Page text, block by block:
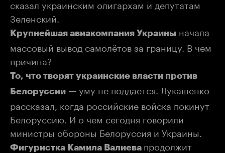
сказал украинским олигархам и депутатам
Зеленский.
Крупнейшая авиакомпания Украины начала
массовый вывод самолётов за границу. В чем
причина?
То, что творят украинские власти против
Белоруссии — уму не поддается. Лукашенко
рассказал, когда российские войска покинут
Белоруссию. И о чем сегодня говорили
министры обороны Белоруссия и Украины.
Фигуристка Камила Валиева продолжит